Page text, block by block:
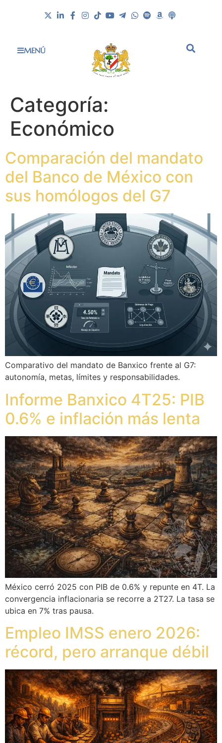
MENÚ
Categoría:
Económico
Comparación del mandato
del Banco de México con
sus homólogos del G7
Comparativo del mandato de Banxico frente al G7:
autonomía, metas, límites y responsabilidades.
Informe Banxico 4T25: PIB
0.6% e inflación más lenta
México cerró 2025 con PIB de 0.6% y repunte en 4T. La
convergencia inflacionaria se recorre a 2T27. La tasa se
ubica en 7% tras pausa.
Empleo IMSS enero 2026:
récord, pero arranque débil